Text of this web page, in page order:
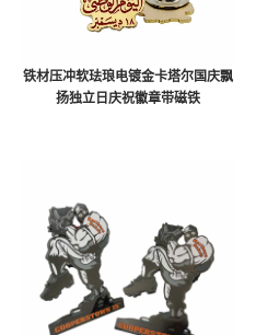
铁材压冲软珐琅电镀金卡塔尔国庆飘
扬独立日庆祝徽章带磁铁